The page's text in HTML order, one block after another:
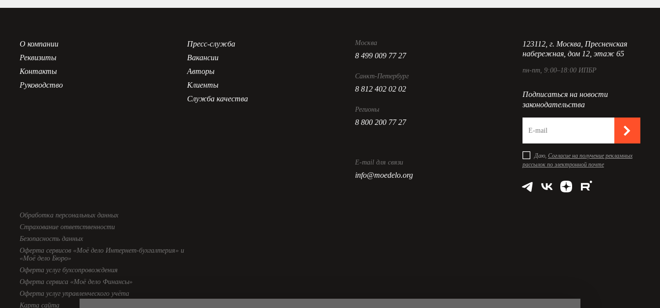
О компании
Реквизиты
Контакты
Руководство
Пресс-служба
Вакансии
Авторы
Клиенты
Служба качества
Москва
8 499 009 77 27
Санкт-Петербург
8 812 402 02 02
Регионы
8 800 200 77 27
E-mail для связи
info@moedelo.org
123112, г. Москва, Пресненская
набережная, дом 12, этаж 65
пн-пт, 9:00–18:00 ИПБР
Подписаться на новости
законодательства
Даю, Согласие на получение рекламных
рассылок по электронной почте
Обработка персональных данных
Страхование ответственности
Безопасность данных
Оферта сервисов «Моё дело Интернет-бухгалтерия» и
«Моё дело Бюро»
Оферта услуг бухсопровождения
Оферта сервиса «Моё дело Финансы»
Оферта услуг управленческого учёта
Карта сайта